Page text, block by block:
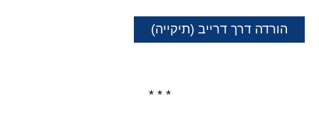
הורדה דרך דרייב (תיקייה)
* * *